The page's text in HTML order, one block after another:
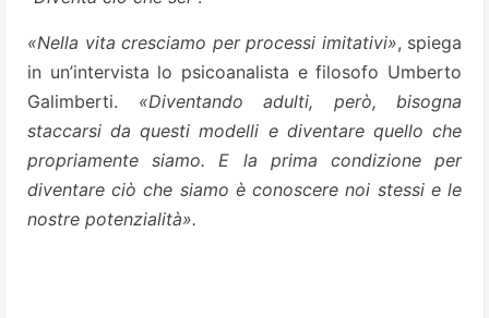
«Nella vita cresciamo per processi imitativi», spiega
in un’intervista lo psicoanalista e filosofo Umberto
Galimberti. «Diventando adulti, però, bisogna
staccarsi da questi modelli e diventare quello che
propriamente siamo. E la prima condizione per
diventare ciò che siamo è conoscere noi stessi e le
nostre potenzialità».